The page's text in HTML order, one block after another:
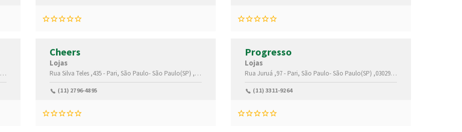
,03030020
Cheers
Lojas
Rua Silva Teles ,435 - Pari, São Paulo-São Paulo(SP) ,03026001
(11) 2796-4895
Progresso
Lojas
Rua Juruá ,97 - Pari, São Paulo-São Paulo(SP) ,03029060
(11) 3311-9264